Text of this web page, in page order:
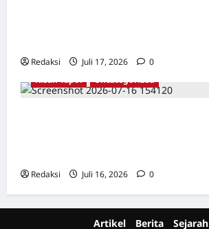
Redaksi Juli 17, 2026
0
Kisah Tapol
Uncategorized
Redaksi Juli 16, 2026 0
Artikel Berita Sejarah